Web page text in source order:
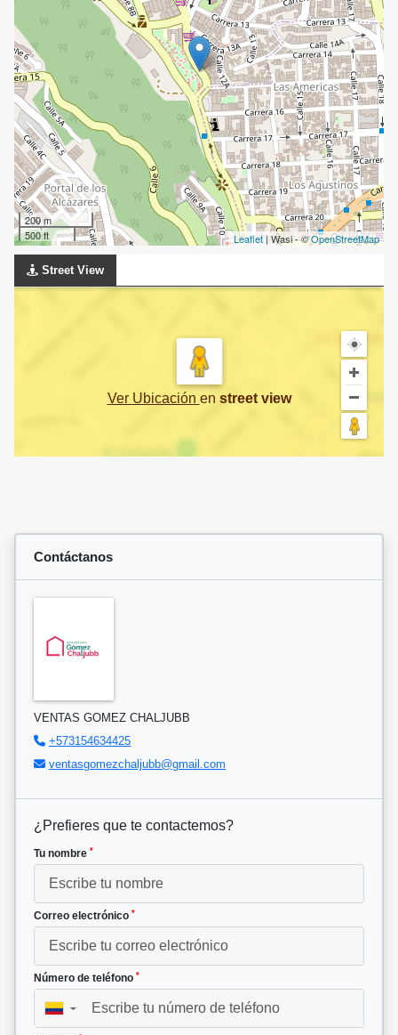
200 m
500 ft
Leaflet | Wasi - ©OpenStreetMap
Street View
Ver Ubicación en street view
Contáctanos
VENTAS GOMEZ CHALJUBB
+573154634425
ventasgomezchaljubb@gmail.com
¿Prefieres que te contactemos?
Tu nombre *
Correo electrónico *
Número de teléfono *
▼